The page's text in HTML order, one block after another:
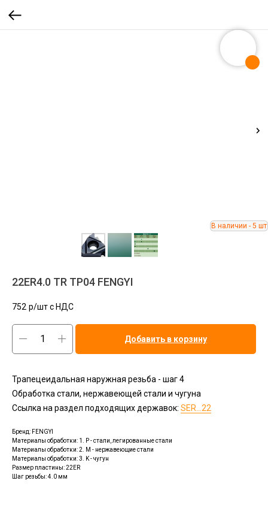
22ER4.0 TR TP04 FENGYI
752 р/шт c НДС
Добавить в корзину
Трапецеидальная наружная резьба - шаг 4
Обработка стали, нержавеющей стали и чугуна
Ccылка на раздел подходящих державок: SER...22
Бренд: FENGYI
Материалы обработки: 1. P - стали, легированные стали
Материалы обработки: 2. M - нержавеющие стали
Материалы обработки: 3. K - чугун
Размер пластины: 22ER
Шаг резьбы: 4.0 мм